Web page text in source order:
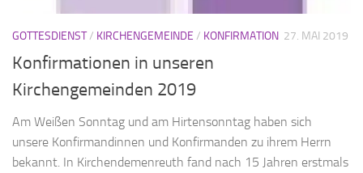
GOTTESDIENST/ KIRCHENGEMEINDE / KONFIRMATION 27. MAI 2019
Konfirmationen in unseren
Kirchengemeinden 2019
Am Weißen Sonntag und am Hirtensonntag haben sich
unsere Konfirmandinnen und Konfirmanden zu ihrem Herrn
bekannt. In Kirchendemenreuth fand nach 15 Jahren erstmals